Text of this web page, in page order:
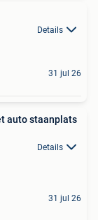
Details
31 jul 26
auto staanplats
Details
31 jul 26